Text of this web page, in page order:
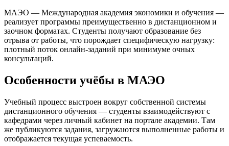
МАЭО — Международная академия экономики и обучения —
реализует программы преимущественно в дистанционном и
заочном форматах. Студенты получают образование без
отрыва от работы, что порождает специфическую нагрузку:
плотный поток онлайн-заданий при минимуме очных
консультаций.
Особенности учёбы в МАЭО
Учебный процесс выстроен вокруг собственной системы
дистанционного обучения — студенты взаимодействуют с
кафедрами через личный кабинет на портале академии. Там
же публикуются задания, загружаются выполненные работы и
отображается текущая успеваемость.